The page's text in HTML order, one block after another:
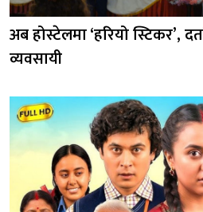
अब होस्टेलमा ‘हरियो स्टिकर’,
व्यवसायी